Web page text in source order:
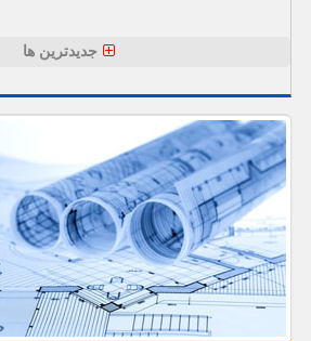
جدیدترین ها